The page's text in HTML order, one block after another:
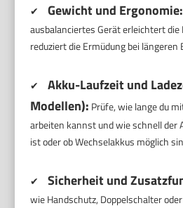
✔ Gewicht und Ergonomie:
ausbalanciertes Gerät erleichtert die
reduziert die Ermüdung bei längeren
✔
Akku-Laufzeit und
Modellen): Prüfe, wie lange du
arbeiten kannst und wie schnell der
ist oder ob Wechselakkus möglich
✔ Sicherheit und
wie Handschutz, Doppelschalter